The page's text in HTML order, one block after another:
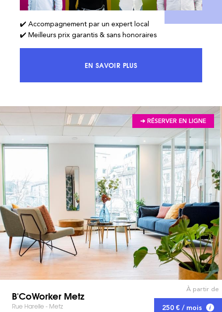
✔️ Accompagnement par un expert local
✔️ Meilleurs prix garantis & sans honoraires
EN SAVOIR PLUSACCÉDEZ À 100% DU MARCHÉ ET
➔ RÉSERVER EN LIGNE
B'CoWorker Metz
Rue Harelle - Metz
À partir de
250 € / mois